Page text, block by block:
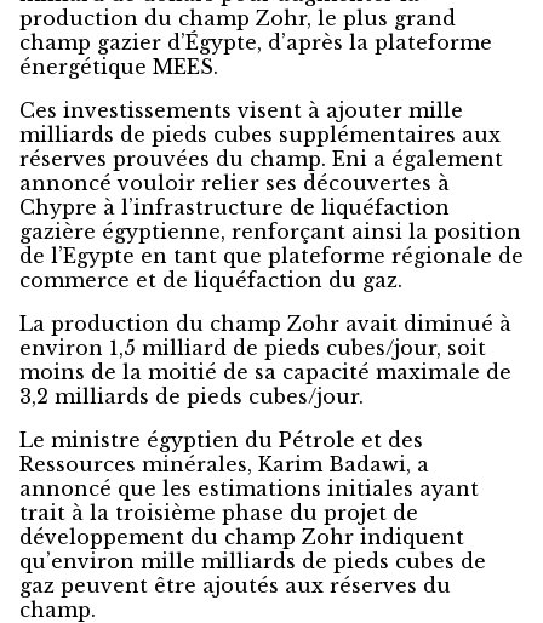
production du champ Zohr, le plus grand
champ gazier d’Égypte, d’après la plateforme
énergétique MEES.
Ces investissements visent à ajouter mille
milliards de pieds cubes supplémentaires aux
réserves prouvées du champ. Eni a également
annoncé vouloir relier ses découvertes à
Chypre à l’infrastructure de liquéfaction
gazière égyptienne, renforçant ainsi la position
de l’Egypte en tant que plateforme régionale de
commerce et de liquéfaction du gaz.
La production du champ Zohr avait diminué à
environ 1,5 milliard de pieds cubes/jour, soit
moins de la moitié de sa capacité maximale de
3,2 milliards de pieds cubes/jour.
Le ministre égyptien du Pétrole et des
Ressources minérales, Karim Badawi, a
annoncé que les estimations initiales ayant
trait à la troisième phase du projet de
développement du champ Zohr indiquent
qu’environ mille milliards de pieds cubes de
gaz peuvent être ajoutés aux réserves du
champ.